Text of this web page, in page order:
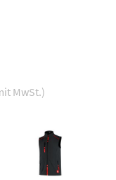
MwSt.)